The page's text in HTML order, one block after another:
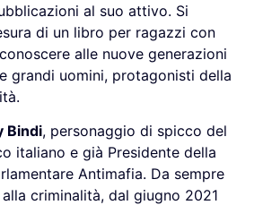
al suo attivo. Si
di un libro per ragazzi con
alle nuove generazioni
grandi uomini, protagonisti della
Bindi, personaggio di spicco del
italiano e già Presidente della
Antimafia. Da sempre
criminalità, dal giugno 2021